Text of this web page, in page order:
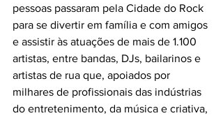
pessoas passaram pela Cidade do Rock
para se divertir em família e com amigos
e assistir às atuações de mais de 1.100
artistas, entre bandas, DJs, bailarinos e
artistas de rua que, apoiados por
milhares de profissionais das indústrias
do entretenimento, da música e criativa,